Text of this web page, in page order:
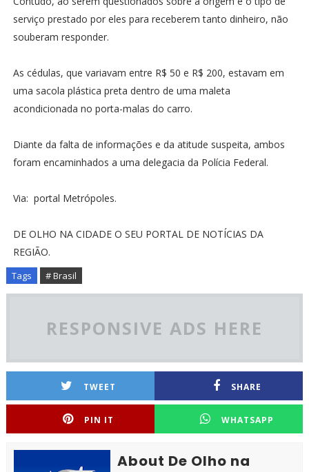
serviço prestado por eles para receberem tanto dinheiro, não
souberam responder.
As cédulas, que variavam entre R$ 50 e R$ 200, estavam em
uma sacola plástica preta dentro de uma maleta
acondicionada no porta-malas do carro.
Diante da falta de informações e da atitude suspeita, ambos
foram encaminhados a uma delegacia da Polícia Federal.
Via: portal Metrópoles.
DE OLHO NA CIDADE O SEU PORTAL DE NOTÍCIAS DA
REGIÃO.
Tags # Brasil
RESPONSIVE ADS HERE
TWEET SHARE
PIN IT WHATSAPP
About De Olho na